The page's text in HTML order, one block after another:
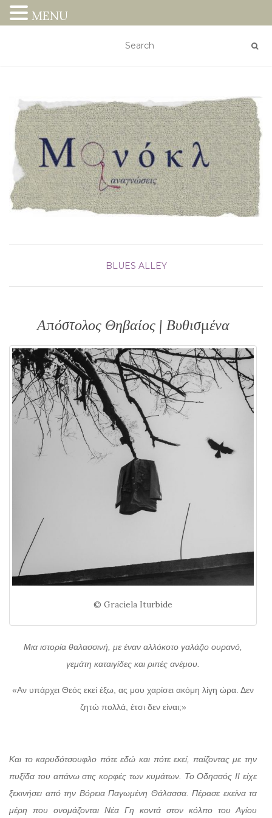
BLUES ALLEY
Απόστολος Θηβαίος | Βυθισμένα
© Graciela Iturbide
Μια ιστορία θαλασσινή, με έναν αλλόκοτο γαλάζιο ουρανό,
γεμάτη καταιγίδες και ριπές ανέμου.
«Αν υπάρχει Θεός εκεί έξω, ας μου χαρίσει ακόμη λίγη ώρα. Δεν
ζητώ πολλά, έτσι δεν είναι;»
Και το καρυδότσουφλο πότε εδώ και πότε εκεί, παίζοντας με την
πυξίδα του απάνω στις κορφές των κυμάτων. Το Οδησσός ΙΙ είχε
ξεκινήσει από την Βόρεια Παγωμένη Θάλασσα. Πέρασε εκείνα τα
μέρη που ονομάζονται Νέα Γη κοντά στον κόλπο του Αγίου
MENU